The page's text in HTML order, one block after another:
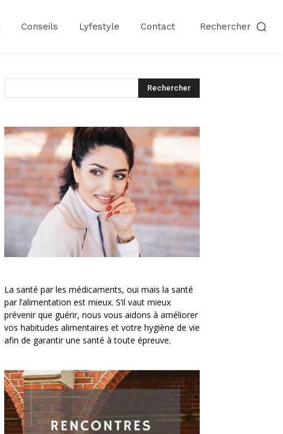
Conseils Lyfestyle Contact Rechercher
La santé par les médicaments, oui mais la santé
par l’alimentation est mieux. S’il vaut mieux
prévenir que guérir, nous vous aidons à améliorer
vos habitudes alimentaires et votre hygiène de vie
afin de garantir une santé à toute épreuve.